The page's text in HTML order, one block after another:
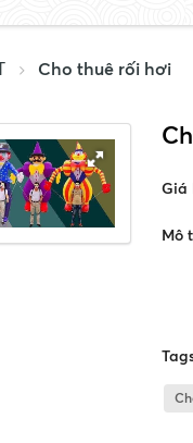
Cho thuê rối hơi
Giá
Mô